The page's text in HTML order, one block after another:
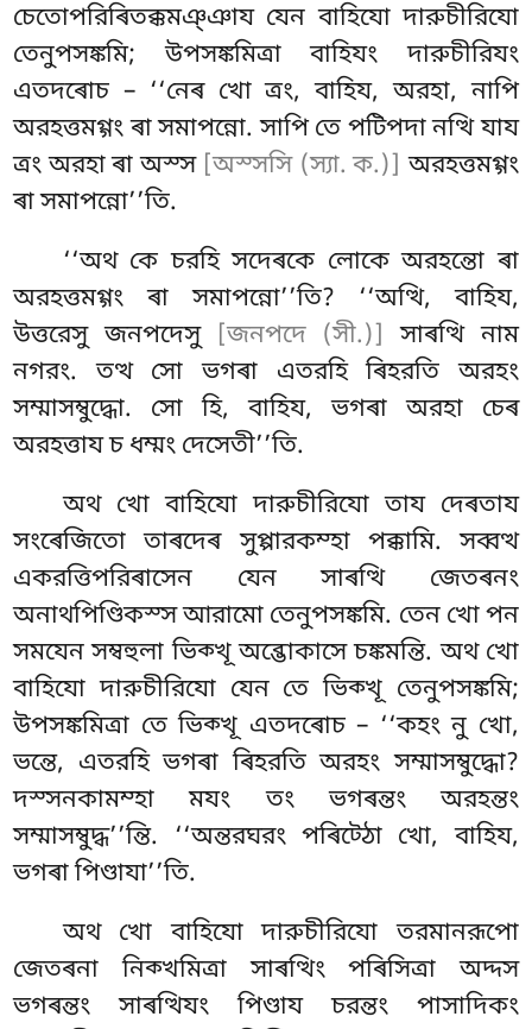
চেতোপরিৰিতক্কমঞ্ঞায যেন বাহিযো দারুচীরিযো
তেনুপসঙ্কমি; উপসঙ্কমিত্ৰা বাহিযং দারুচীরিযং
এতদৰোচ – ‘‘নেৰ খো ত্ৰং, বাহিয, অরহা, নাপি
অরহত্তমগ্গং ৰা সমাপন্নো. সাপি তে পটিপদা নত্থি যায
ত্ৰং অরহা ৰা অস্স [অস্সসি (স্যা. ক.)] অরহত্তমগ্গং
ৰা সমাপন্নো’’তি.
‘‘অথ কে চরহি সদেৰকে লোকে অরহন্তো ৰা
অরহত্তমগ্গং ৰা সমাপন্নো’’তি? ‘‘অত্থি, বাহিয,
উত্তরেসু জনপদেসু [জনপদে (সী.)]
সাৰত্থি নাম
নগরং. তত্থ সো ভগৰা এতরহি ৰিহরতি অরহং
সম্মাসম্বুদ্ধো. সো হি, বাহিয, ভগৰা অরহা চেৰ
অরহত্তায চ ধম্মং দেসেতী’’তি.
অথ খো বাহিযো দারুচীরিযো তায দেৰতায
সংৰেজিতো তাৰদেৰ সুপ্পারকম্হা পক্কামি. সব্বত্থ
একরত্তিপরিৰাসেন যেন সাৰত্থি জেতৰনং
অনাথপিণ্ডিকস্স আরামো তেনুপসঙ্কমি. তেন খো পন
সমযেনসম্বহুলা ভিক্খূ অব্ভোকাসে চঙ্কমন্তি. অথ খো
বাহিযো দারুচীরিযো যেন তে ভিক্খূ তেনুপসঙ্কমি;
উপসঙ্কমিত্ৰা তে ভিক্খূ এতদৰোচ – ‘‘কহং নু খো,
ভন্তে, এতরহি ভগৰা ৰিহরতি অরহং সম্মাসম্বুদ্ধো?
দস্সনকামম্হা মযং তংভগৰন্তং অরহন্তং
সম্মাসম্বুদ্ধ’’ন্তি. ‘‘অন্তরঘরং পৰিট্ঠো খো, বাহিয,
ভগৰা পিণ্ডাযা’’তি.
অথ খো বাহিযো দারুচীরিযো তরমানরূপো
জেতৰনা নিক্খমিত্ৰা সাৰত্থিং পৰিসিত্ৰা অদ্দস
ভগৰন্তং সাৰত্থিযং পিণ্ডায চরন্তং পাসাদিকং